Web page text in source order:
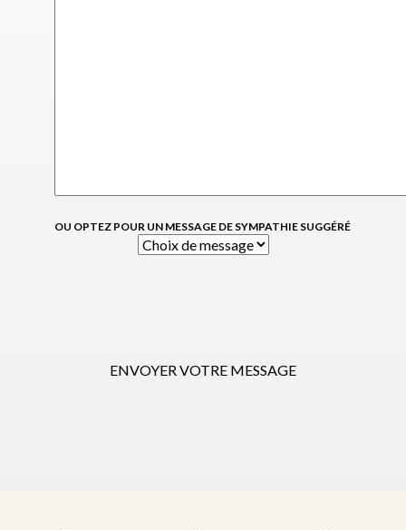
OU OPTEZ POUR UN MESSAGE DE SYMPATHIE SUGGÉRÉ
ENVOYER VOTRE MESSAGE